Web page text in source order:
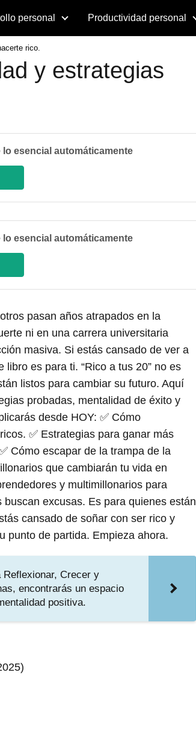
personal Productividad personal
rico.
y estrategias
lo esencial automáticamente
lo esencial automáticamente
pasan años atrapados en la
ni en una carrera universitaria
masiva. Si estás cansado de ver a
es para ti. “Rico a tus 20” no es
listos para cambiar su futuro. Aquí
probadas, mentalidad de éxito y
desde HOY: ✅ Cómo
✅ Estrategias para ganar más
Cómo escapar de la trampa de la
que cambiarán tu vida en
y multimillonarios para
excusas. Es para quienes están
cansado de soñar con ser rico y
punto de partida. Empieza ahora.
Reflexionar, Crecer y
encontrarás un espacio
positiva.